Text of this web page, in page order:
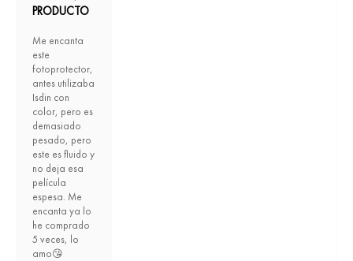
PRODUCTO
Me encanta
este
fotoprotector,
antes utilizaba
Isdin con
color, pero es
demasiado
pesado, pero
este es fluido y
no deja esa
película
espesa. Me
encanta ya lo
he comprado
5 veces, lo
amo😘